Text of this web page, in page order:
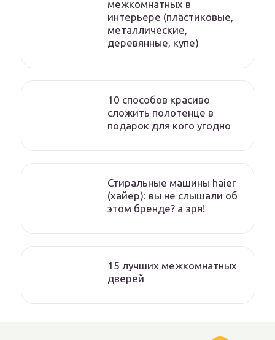
межкомнатных в
интерьере (пластиковые,
металлические,
деревянные, купе)
10 способов красиво
сложить полотенце в
подарок для кого угодно
Стиральные машины haier
(хайер): вы не слышали об
этом бренде? а зря!
15 лучших межкомнатных
дверей